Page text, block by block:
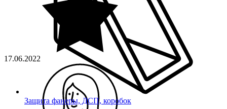
Защита фанеры, ДСП, коробок
17.06.2022